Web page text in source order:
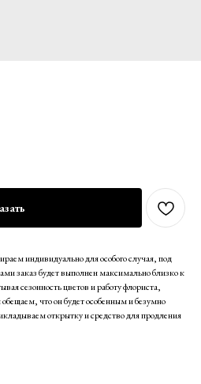
индивидуально для особого случая, под
заказ будет выполнен максимально близко к
сезонность цветов и работу флориста,
что он будет особенным и безумно
открытку и средство для продления